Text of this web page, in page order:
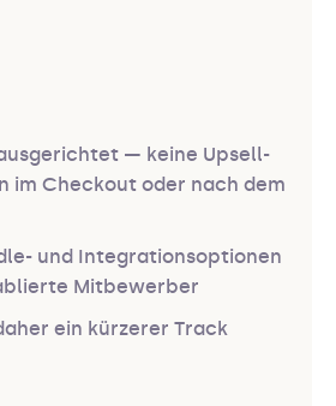
— keine Upsell-
im Checkout oder nach dem
und Integrationsoptionen
Mitbewerber
ein kürzerer Track